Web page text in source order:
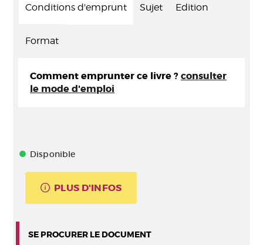
Conditions d'emprunt Sujet Edition
Format
Comment emprunter ce livre ? consulter
le mode d'emploi
Disponible
PLUS D'INFOS
SE PROCURER LE DOCUMENT